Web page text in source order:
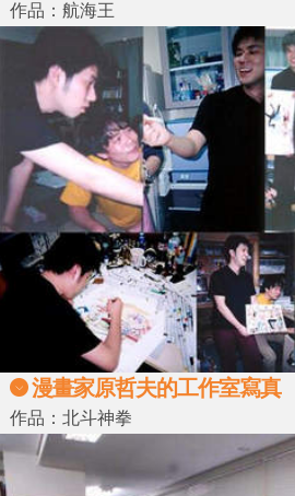
作品：航海王
漫畫家原哲夫的工作室寫真
作品：北斗神拳